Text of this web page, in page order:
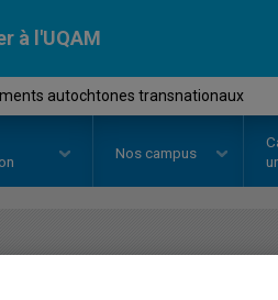
à l'UQAM
autochtones transnationaux
Nos campus